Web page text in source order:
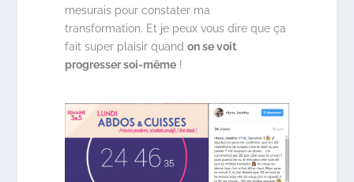
mesurais pour constater ma
transformation. Et je peux vous dire que ça
fait super plaisir quandon se voit
progresser soi-même !